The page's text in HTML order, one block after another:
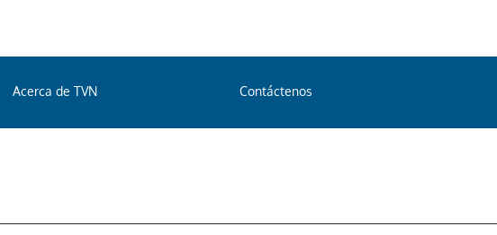
Acerca de TVN Contáctenos